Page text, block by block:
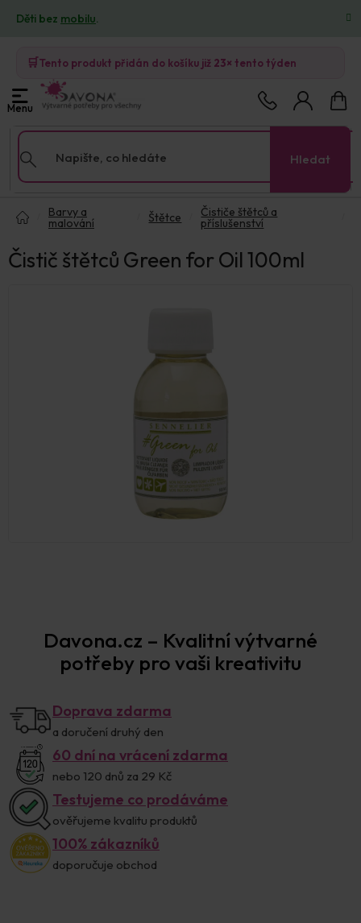
obsah
Děti bez mobilu.
🛒Tento produkt přidán do košíku již 23× tento týden
Hledat
košík
Barvy a
malování Štětce Čističe štětců a
příslušenství
Čistič štětců Green for Oil 100ml
Davona.cz – Kvalitní výtvarné
potřeby pro vaši kreativitu
Doprava zdarma
a doručení druhý den
60 dní na vrácení zdarma
nebo 120 dnů za 29 Kč
Testujeme co prodáváme
ověřujeme kvalitu produktů
100% zákazníků
doporučuje obchod